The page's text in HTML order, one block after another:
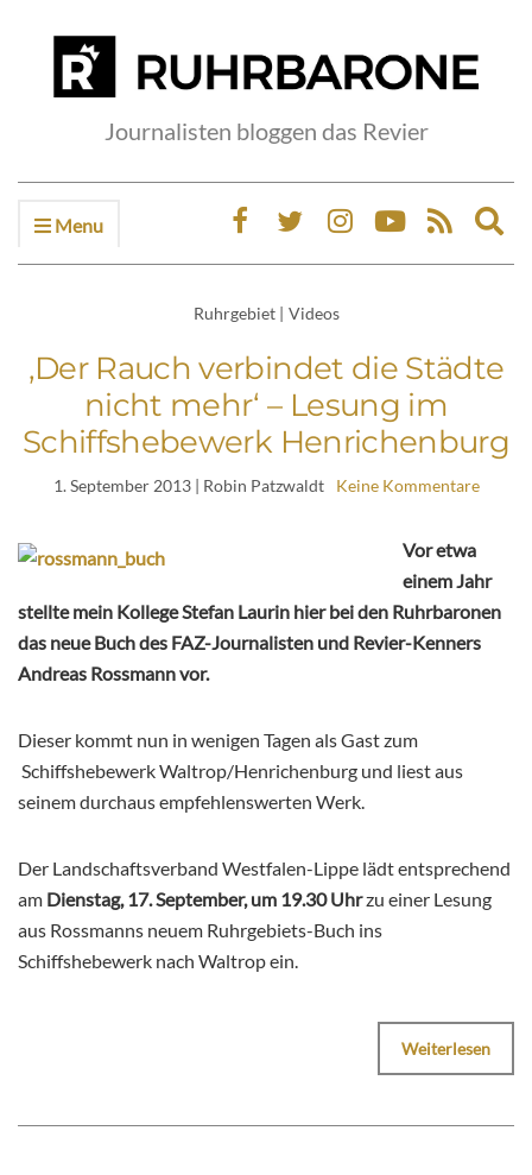
Journalisten bloggen das Revier
Menu
Ruhrgebiet | Videos
‚Der Rauch verbindet die Städte
nicht mehr‘ – Lesung im
Schiffshebewerk Henrichenburg
1. September 2013| Robin Patzwaldt Keine Kommentare
Vor etwa
einem Jahr
stellte mein Kollege Stefan Laurin hier bei den Ruhrbaronen
das neue Buch des FAZ-Journalisten und Revier-Kenners
Andreas Rossmann vor.
Dieser kommt nun in wenigen Tagen als Gast zum
Schiffshebewerk Waltrop/Henrichenburg und liest aus
seinem durchaus empfehlenswerten Werk.
Der Landschaftsverband Westfalen-Lippe lädt entsprechend
am Dienstag, 17. September, um 19.30 Uhrzu einer Lesung
aus Rossmanns neuem Ruhrgebiets-Buch ins
Schiffshebewerk nach Waltrop ein.
Weiterlesen